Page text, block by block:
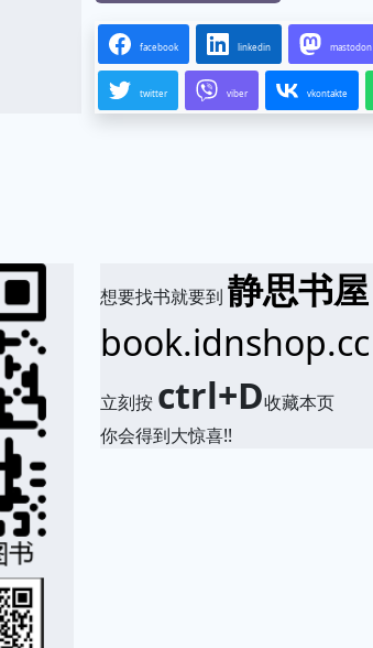
facebook linkedin mastodon
twitter viber vkontakte
想要找书就要到静思书屋
book.idnshop.cc
立刻按 ctrl+D收藏本页
你会得到大惊喜!!